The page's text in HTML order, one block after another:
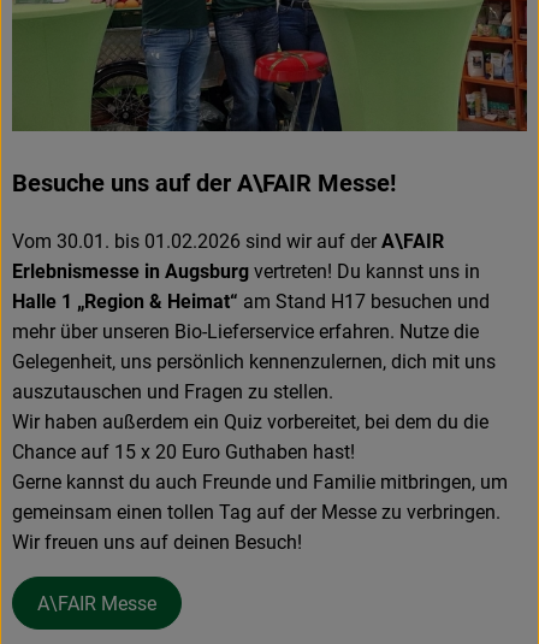
Lieferservice
Über uns
Besuche uns auf der A\FAIR Messe!
Vom 30.01. bis 01.02.2026 sind wir auf der A\FAIR
Erlebnismesse in Augsburg vertreten! Du kannst uns in
Halle 1 „Region & Heimat“ am Stand H17 besuchen und
mehr über unseren Bio-Lieferservice erfahren. Nutze die
Gelegenheit, uns persönlich kennenzulernen, dich mit uns
auszutauschen und Fragen zu stellen.
Wir haben außerdem ein Quiz vorbereitet, bei dem du die
Chance auf 15 x 20 Euro Guthaben hast!
Gerne kannst du auch Freunde und Familie mitbringen, um
gemeinsam einen tollen Tag auf der Messe zu verbringen.
Wir freuen uns auf deinen Besuch!
A\FAIR Messe